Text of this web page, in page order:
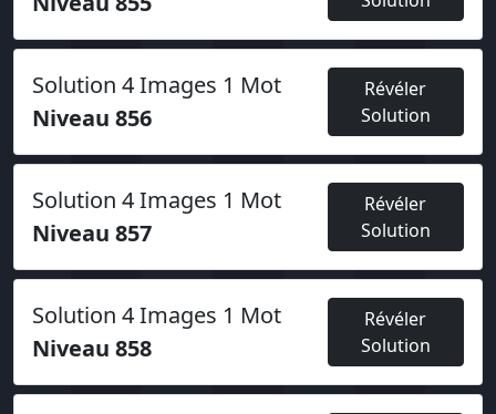
Solution 4 Images 1 Mot
Niveau 856
Révéler
Solution
Solution 4 Images 1 Mot
Niveau 857
Révéler
Solution
Solution 4 Images 1 Mot
Niveau 858
Révéler
Solution